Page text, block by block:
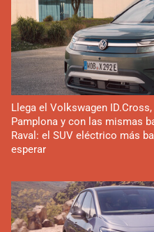
Llega el Volkswagen
Pamplona y con las mismas
Raval: el SUV eléctrico más
esperar